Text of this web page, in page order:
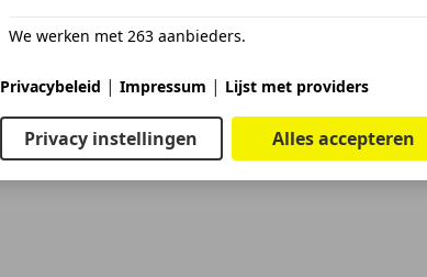
We werken met 263 aanbieders.
Privacybeleid | Impressum | Lijst met providers
Privacy instellingen Alles accepteren